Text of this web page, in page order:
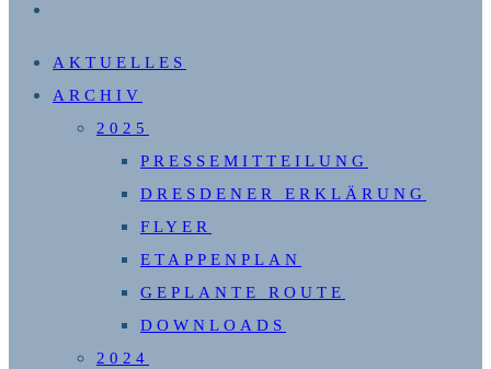
UMSCHALTEN
AKTUELLES
ARCHIV
2025
PRESSEMITTEILUNG
DRESDENER ERKLÄRUNG
FLYER
ETAPPENPLAN
GEPLANTE ROUTE
DOWNLOADS
2024